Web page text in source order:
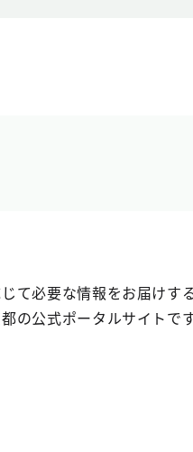
て必要な情報をお届けす
の公式ポータルサイトです